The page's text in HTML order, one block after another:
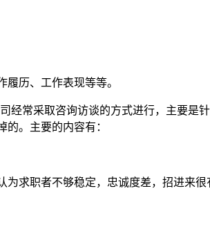
历、工作表现等等。
经常采取咨询访谈的方式进行，主要是
。主要的内容有：
求职者不够稳定，忠诚度差，招进来很